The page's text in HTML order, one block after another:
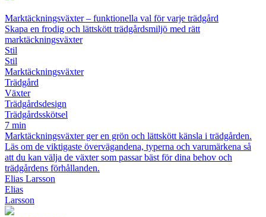
Marktäckningsväxter – funktionella val för varje trädgård
Skapa en frodig och lättskött trädgårdsmiljö med rätt
marktäckningsväxter
Stil
Stil
Marktäckningsväxter
Trädgård
Växter
Trädgårdsdesign
Trädgårdsskötsel
7 min
Marktäckningsväxter ger en grön och lättskött känsla i trädgården.
Läs om de viktigaste övervägandena, typerna och varumärkena så
att du kan välja de växter som passar bäst för dina behov och
trädgårdens förhållanden.
Elias Larsson
Elias
Larsson